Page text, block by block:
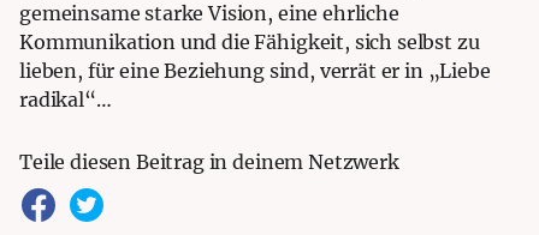
gemeinsame starke Vision, eine ehrliche
Kommunikation und die Fähigkeit, sich selbst zu
lieben, für eine Beziehung sind, verrät er in „Liebe
radikal“…
Teile diesen Beitrag in deinem Netzwerk